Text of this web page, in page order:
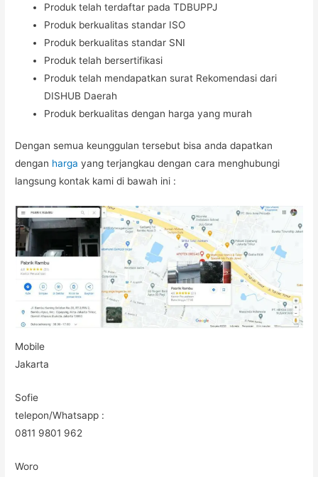
Produk telah terdaftar pada TDBUPPJ
Produk berkualitas standar ISO
Produk berkualitas standar SNI
Produk telah bersertifikasi
Produk telah mendapatkan surat Rekomendasi dari
DISHUB Daerah
Produk berkualitas dengan harga yang murah
Dengan semua keunggulan tersebut bisa anda dapatkan
dengan harga yang terjangkau dengan cara menghubungi
langsung kontak kami di bawah ini :
Mobile
Jakarta
Sofie
telepon/Whatsapp :
0811 9801 962
Woro